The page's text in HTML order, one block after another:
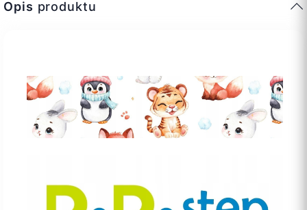
Opis produktu